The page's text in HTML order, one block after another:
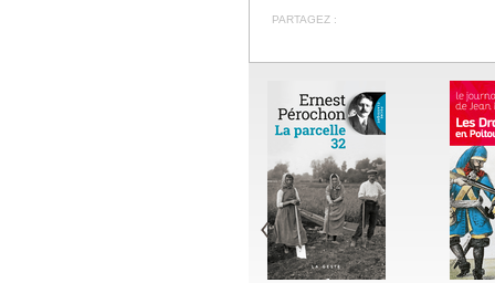
PARTAGEZ :